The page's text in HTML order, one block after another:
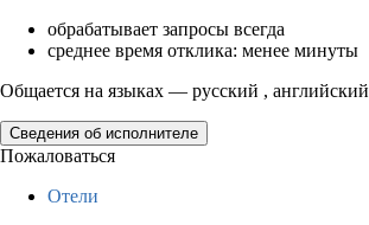
обрабатывает запросы всегда
среднее время отклика: менее минуты
Общается на языках — русский , английский
Сведения об исполнителе
Пожаловаться
Отели